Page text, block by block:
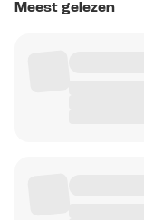
Meest gelezen